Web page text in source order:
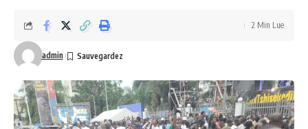
admin
2 Min Lue